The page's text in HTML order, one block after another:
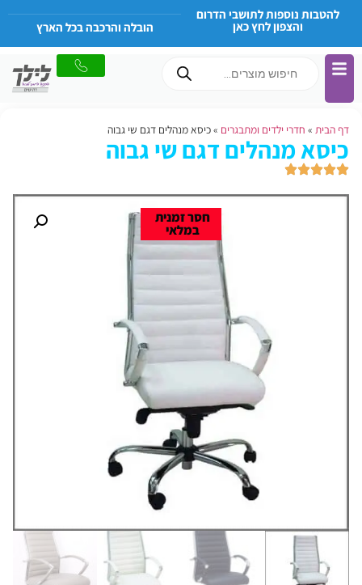
להטבות נוספות לתושבי הדרום
והצפון לחץ כאן הובלה והרכבה בכל הארץ
דף הבית » חדרי ילדים ומתבגרים »כיסא מנהלים דגם שי גבוה
כיסא מנהלים דגם שי גבוה
חסר זמנית
במלאי